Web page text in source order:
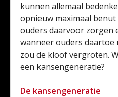
kunnen allemaal
opnieuw maximaal
ouders daarvoor zorgen
wanneer ouders daartoe
zou de kloof vergroten.
een kansengeneratie?
De kansengeneratie